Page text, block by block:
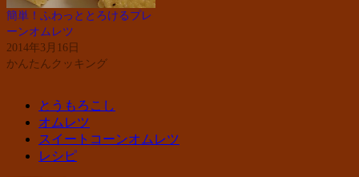
簡単！ふわっととろけるプレ
ーンオムレツ
2014年3月16日
かんたんクッキング
とうもろこし
オムレツ
スイートコーンオムレツ
レシピ